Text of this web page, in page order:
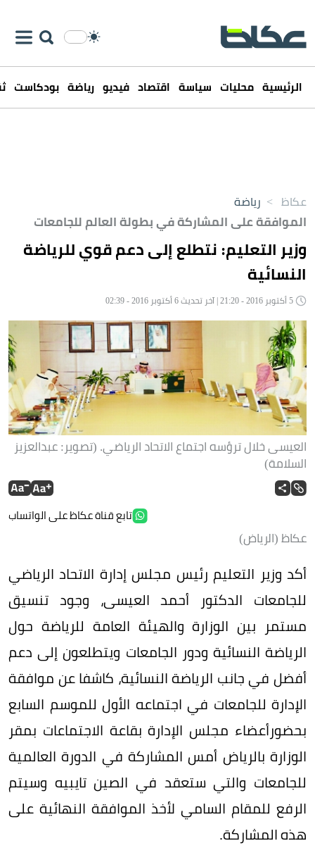
الرئيسية محليات سياسة اقتصاد فيديو رياضة بودكاست
عكاظ > رياضة
الموافقة على المشاركة في بطولة العالم للجامعات
وزير التعليم: نتطلع إلى دعم قوي للرياضة
النسائية
العيسى خلال ترؤسه اجتماع الاتحاد الرياضي. (تصوير: عبدالعزيز
السلامة)
تابع قناة عكاظ على الواتساب
عكاظ (الرياض)
أكد وزير التعليم رئيس مجلس إدارة الاتحاد الرياضي
للجامعات الدكتور أحمد العيسى، وجود تنسيق
مستمر بين الوزارة والهيئة العامة للرياضة حول
الرياضة النسائية ودور الجامعات ويتطلعون إلى دعم
أفضل في جانب الرياضة النسائية، كاشفا عن موافقة
الإدارة للجامعات في اجتماعه الأول للموسم السابع
بحضورأعضاء مجلس الإدارة بقاعة الاجتماعات بمقر
الوزارة بالرياض أمس المشاركة في الدورة العالمية
للجامعات والتي ستعقد في الصين تايبيه وسيتم
الرفع للمقام السامي لأخذ الموافقة النهائية على
هذه المشاركة.